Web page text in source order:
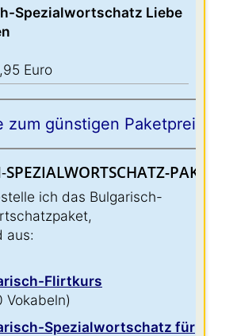
Spezialwortschatz Liebe
Euro
zum günstigen Paketpreis:
SPEZIALWORTSCHATZ-PAKET:
ich das Bulgarisch-
aus:
Flirtkurs
Vokabeln)
Spezialwortschatz für